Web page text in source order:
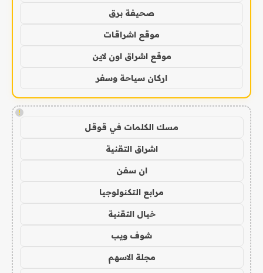
صحيفة برق
موقع اشراقات
موقع اشراق اون لاين
اركان سياحة وسفر
!
مسك الكلمات في قوقل
اشراق التقنية
ان سفن
مرابع التكنولوجيا
خيال التقنية
شوف ويب
مجلة الاسهم